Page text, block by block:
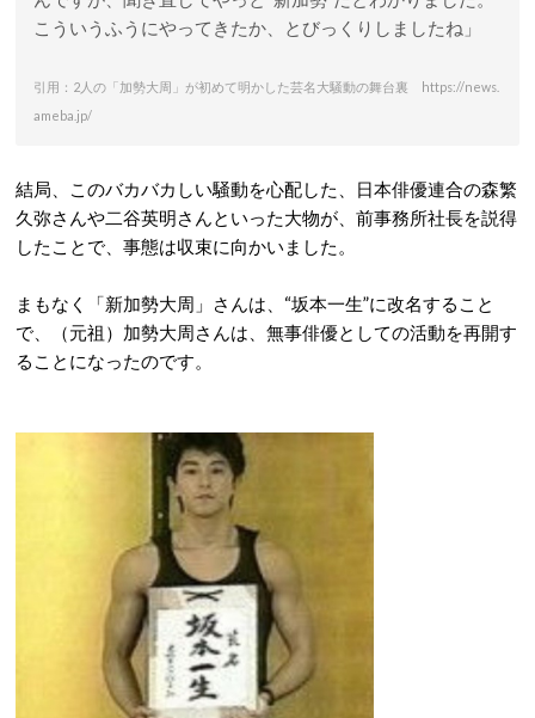
こういうふうにやってきたか、とびっくりしましたね」
引用：2人の「加勢大周」が初めて明かした芸名大騒動の舞台裏 https://news.
ameba.jp/
結局、このバカバカしい騒動を心配した、日本俳優連合の森繁
久弥さんや二谷英明さんといった大物が、前事務所社長を説得
したことで、事態は収束に向かいました。
まもなく「新加勢大周」さんは、“坂本一生”に改名すること
で、（元祖）加勢大周さんは、無事俳優としての活動を再開す
ることになったのです。